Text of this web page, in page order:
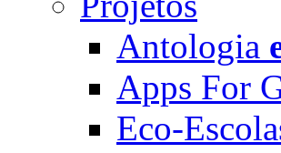
Antologia
Apps For
Eco-